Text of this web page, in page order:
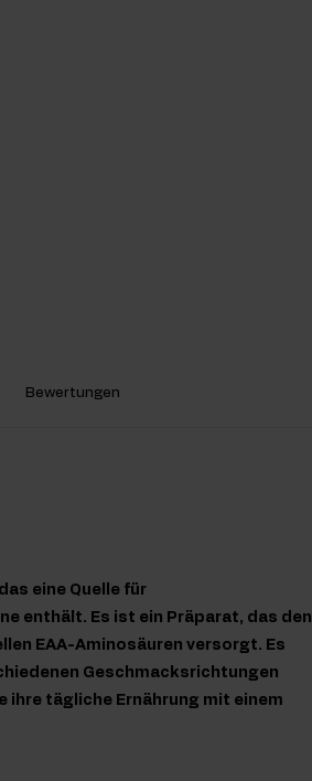
Bewertungen
eine Quelle für
enthält. Es ist ein Präparat, das den
EAA-Aminosäuren versorgt. Es
Geschmacksrichtungen
tägliche Ernährung mit einem